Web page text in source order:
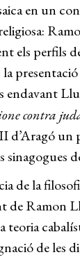
en un
els perfils
presentació
endavant
contra
d’Aragó un
sinagogues
de la
de Ramon
teoria
de les